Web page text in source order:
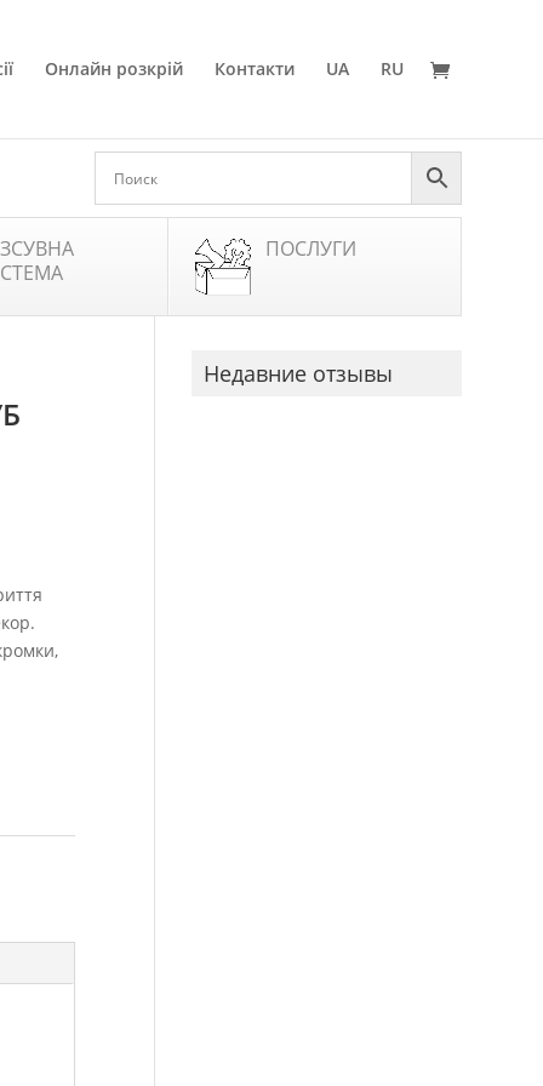
Онлайн розкрій Контакти UA RU
ПОСЛУГИ
Недавние отзывы